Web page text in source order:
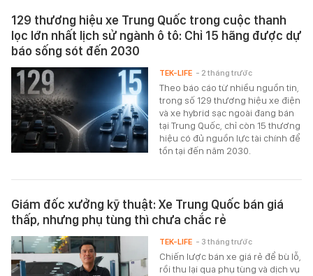
129 thương hiệu xe Trung Quốc trong cuộc thanh
lọc lớn nhất lịch sử ngành ô tô: Chỉ 15 hãng được dự
báo sống sót đến 2030
Theo báo cáo từ nhiều nguồn tin,
trong số 129 thương hiệu xe điện
và xe hybrid sạc ngoài đang bán
tại Trung Quốc, chỉ còn 15 thương
hiệu có đủ nguồn lực tài chính để
tồn tại đến năm 2030.
TEK-LIFE - 2 tháng trước
Giám đốc xưởng kỹ thuật: Xe Trung Quốc bán giá
thấp, nhưng phụ tùng thì chưa chắc rẻ
Chiến lược bán xe giá rẻ để bù lỗ,
rồi thu lại qua phụ tùng và dịch vụ
TEK-LIFE - 3 tháng trước